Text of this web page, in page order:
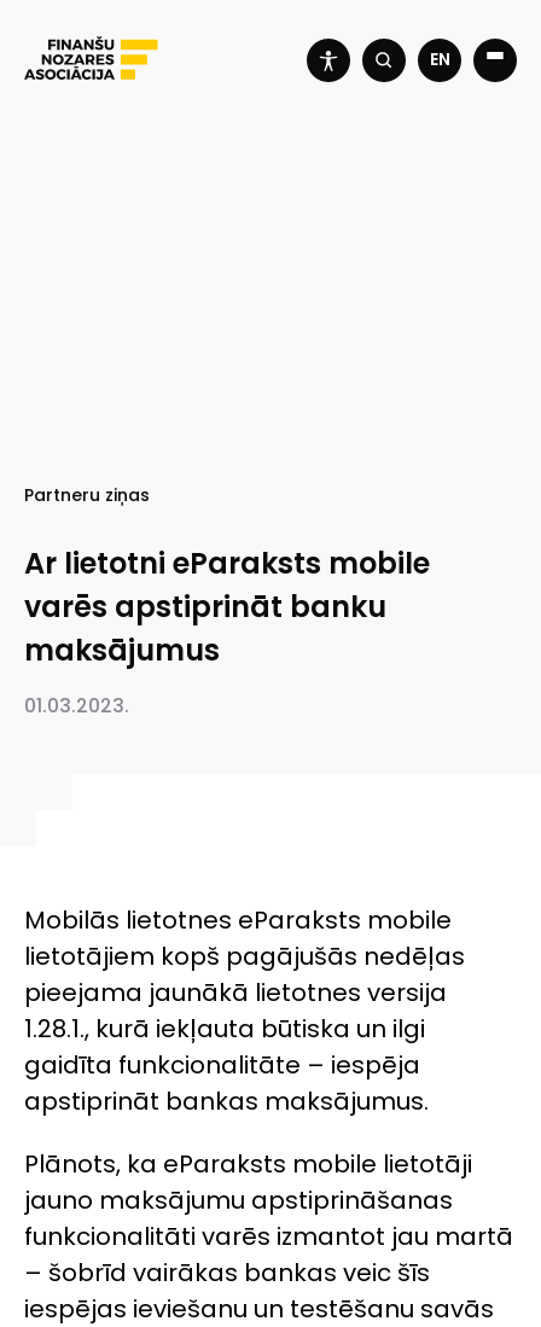
EN
Partneru ziņas
Ar lietotni eParaksts mobile
varēs apstiprināt banku
maksājumus
01.03.2023.
Mobilās lietotnes eParaksts mobile
lietotājiem kopš pagājušās nedēļas
pieejama jaunākā lietotnes versija
1.28.1., kurā iekļauta būtiska un ilgi
gaidīta funkcionalitāte – iespēja
apstiprināt bankas maksājumus.
Plānots, ka eParaksts mobile lietotāji
jauno maksājumu apstiprināšanas
funkcionalitāti varēs izmantot jau martā
– šobrīd vairākas bankas veic šīs
iespējas ieviešanu un testēšanu savās